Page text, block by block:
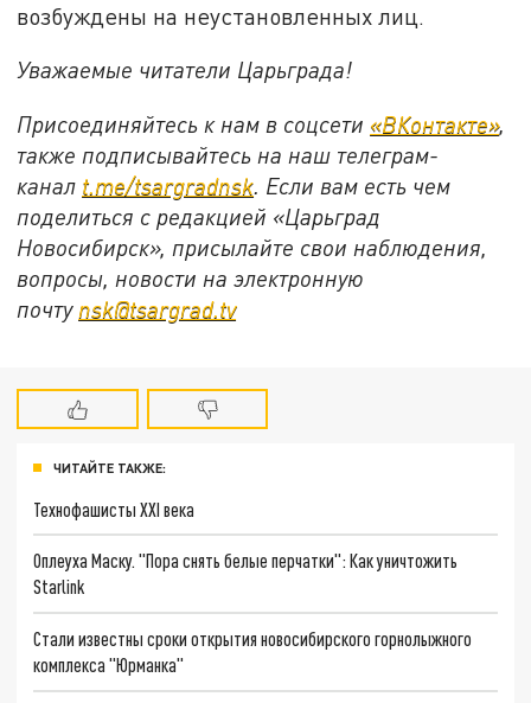
возбуждены на неустановленных лиц.
Уважаемые читатели Царьграда!
Присоединяйтесь к нам в соцсети «ВКонтакте»,
также подписывайтесь на наш телеграм-
канал t.me/tsargradnsk. Если вам есть чем
поделиться с редакцией «Царьград
Новосибирск», присылайте свои наблюдения,
вопросы, новости на электронную
почту nsk@tsargrad.tv
ЧИТАЙТЕ ТАКЖЕ:
Технофашисты XXI века
Оплеуха Маску. "Пора снять белые перчатки": Как уничтожить
Starlink
Стали известны сроки открытия новосибирского горнолыжного
комплекса "Юрманка"